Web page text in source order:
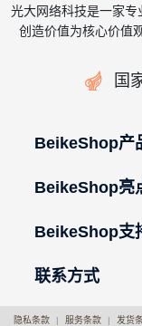
光大网络科技是一家
创造价值为核心价值
 国
BeikeShop产
BeikeShop亮
BeikeShop支
联系方式
隐私条款 | 服务条款 | 发货